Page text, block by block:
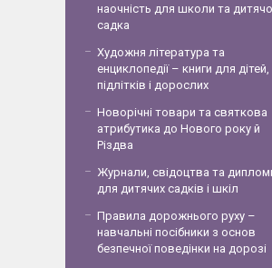
наочність для школи та
садка
Художня література та
енциклопедії – книги для дітей,
підлітків і дорослих
Новорічні товари та святкова
атрибутика до Нового року й
Різдва
Журнали, свідоцтва та
для дитячих садків і шкіл
Правила дорожнього руху –
навчальні посібники з основ
безпечної поведінки на дорозі